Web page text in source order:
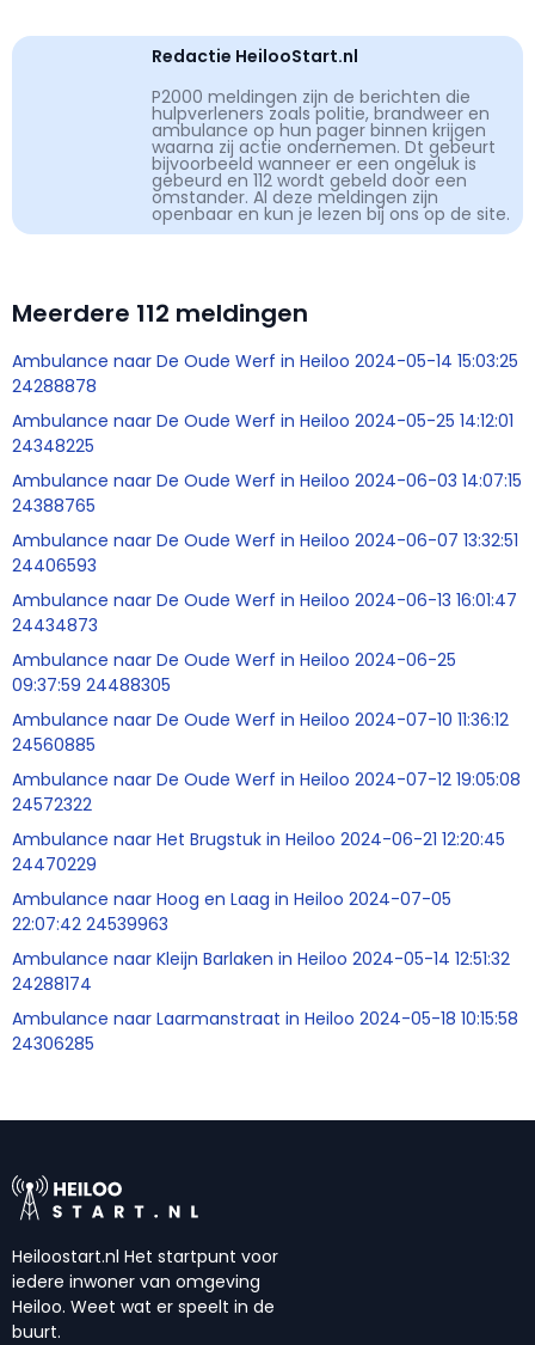
Redactie HeilooStart.nl
P2000 meldingen zijn de berichten die
hulpverleners zoals politie, brandweer en
ambulance op hun pager binnen krijgen
waarna zij actie ondernemen. Dt gebeurt
bijvoorbeeld wanneer er een ongeluk is
gebeurd en 112 wordt gebeld door een
omstander. Al deze meldingen zijn
openbaar en kun je lezen bij ons op de site.
Meerdere 112 meldingen
Ambulance naar De Oude Werf in Heiloo 2024-05-14 15:03:25
24288878
Ambulance naar De Oude Werf in Heiloo 2024-05-25 14:12:01
24348225
Ambulance naar De Oude Werf in Heiloo 2024-06-03 14:07:15
24388765
Ambulance naar De Oude Werf in Heiloo 2024-06-07 13:32:51
24406593
Ambulance naar De Oude Werf in Heiloo 2024-06-13 16:01:47
24434873
Ambulance naar De Oude Werf in Heiloo 2024-06-25
09:37:59 24488305
Ambulance naar De Oude Werf in Heiloo 2024-07-10 11:36:12
24560885
Ambulance naar De Oude Werf in Heiloo 2024-07-12 19:05:08
24572322
Ambulance naar Het Brugstuk in Heiloo 2024-06-21 12:20:45
24470229
Ambulance naar Hoog en Laag in Heiloo 2024-07-05
22:07:42 24539963
Ambulance naar Kleijn Barlaken in Heiloo 2024-05-14 12:51:32
24288174
Ambulance naar Laarmanstraat in Heiloo 2024-05-18 10:15:58
24306285
Heiloostart.nl Het startpunt voor
iedere inwoner van omgeving
Heiloo. Weet wat er speelt in de
buurt.